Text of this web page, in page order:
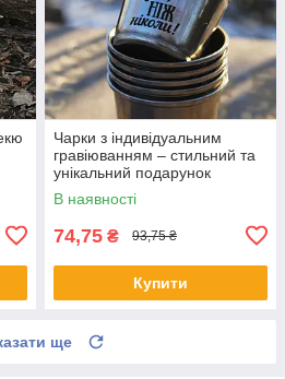
Чарки з індивідуальним
гравіюванням – стильний та
унікальний подарунок
В наявності
74,75 ₴ 93,75 ₴
Купити
ще